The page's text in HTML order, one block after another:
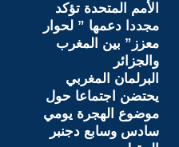
الأمم المتحدة تؤكد
مجددا دعمها ” لحوار
معزز” بين المغرب
والجزائر
البرلمان المغربي
يحتضن اجتماعا حول
موضوع الهجرة يومي
سادس وسابع دجنبر